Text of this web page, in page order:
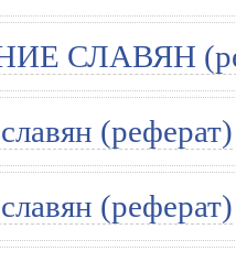
СЛАВЯН
(реферат)
(реферат)